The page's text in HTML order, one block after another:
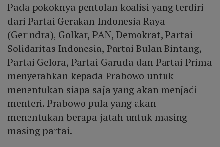
Pada pokoknya pentolan koalisi yang terdiri
dari Partai Gerakan Indonesia Raya
(Gerindra), Golkar, PAN, Demokrat, Partai
Solidaritas Indonesia, Partai Bulan Bintang,
Partai Gelora, Partai Garuda dan Partai Prima
menyerahkan kepada Prabowo untuk
menentukan siapa saja yang akan menjadi
menteri. Prabowo pula yang akan
menentukan berapa jatah untuk masing-
masing partai.